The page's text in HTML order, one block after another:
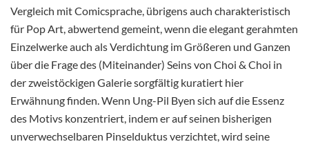
Vergleich mit Comicsprache, übrigens auch charakteristisch
für Pop Art, abwertend gemeint, wenn die elegant gerahmten
Einzelwerke auch als Verdichtung im Größeren und Ganzen
über die Frage des (Miteinander) Seins von Choi & Choi in
der zweistöckigen Galerie sorgfältig kuratiert hier
Erwähnung finden. Wenn Ung-Pil Byen sich auf die Essenz
des Motivs konzentriert, indem er auf seinen bisherigen
unverwechselbaren Pinselduktus verzichtet, wird seine